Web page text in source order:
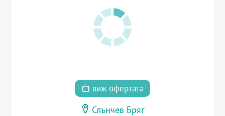
виж офертата
Слънчев Бряг